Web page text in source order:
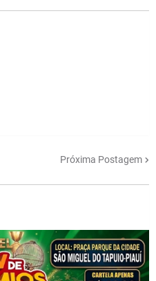
Próxima Postagem